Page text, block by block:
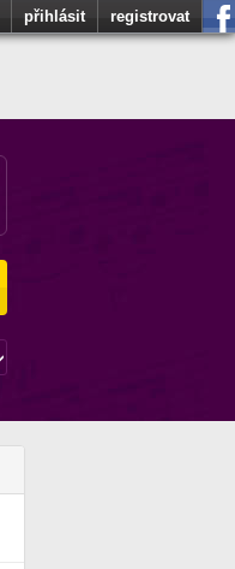
přihlásit registrovat